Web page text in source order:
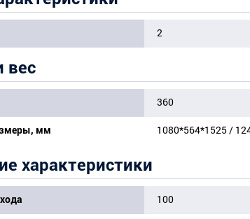
2
вес
360
мм 1080*564*1525 /
характеристики
100